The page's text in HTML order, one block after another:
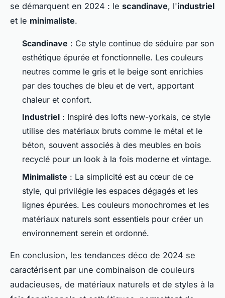
se démarquent en 2024 : le scandinave, l'industriel
et le minimaliste.
Scandinave : Ce style continue de séduire par son
esthétique épurée et fonctionnelle. Les couleurs
neutres comme le gris et le beige sont enrichies
par des touches de bleu et de vert, apportant
chaleur et confort.
Industriel : Inspiré des lofts new-yorkais, ce style
utilise des matériaux bruts comme le métal et le
béton, souvent associés à des meubles en bois
recyclé pour un look à la fois moderne et vintage.
Minimaliste : La simplicité est au cœur de ce
style, qui privilégie les espaces dégagés et les
lignes épurées. Les couleurs monochromes et les
matériaux naturels sont essentiels pour créer un
environnement serein et ordonné.
En conclusion, les tendances déco de 2024 se
caractérisent par une combinaison de couleurs
audacieuses, de matériaux naturels et de styles à la